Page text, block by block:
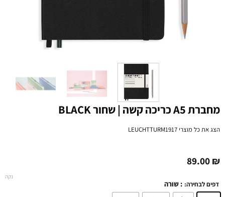
מחברת A5 כריכה קשה | שחור BLACK
הצג את כל מוצריLEUCHTTURM1917
89.00₪
דפים לבחירה: : שורה
נקה